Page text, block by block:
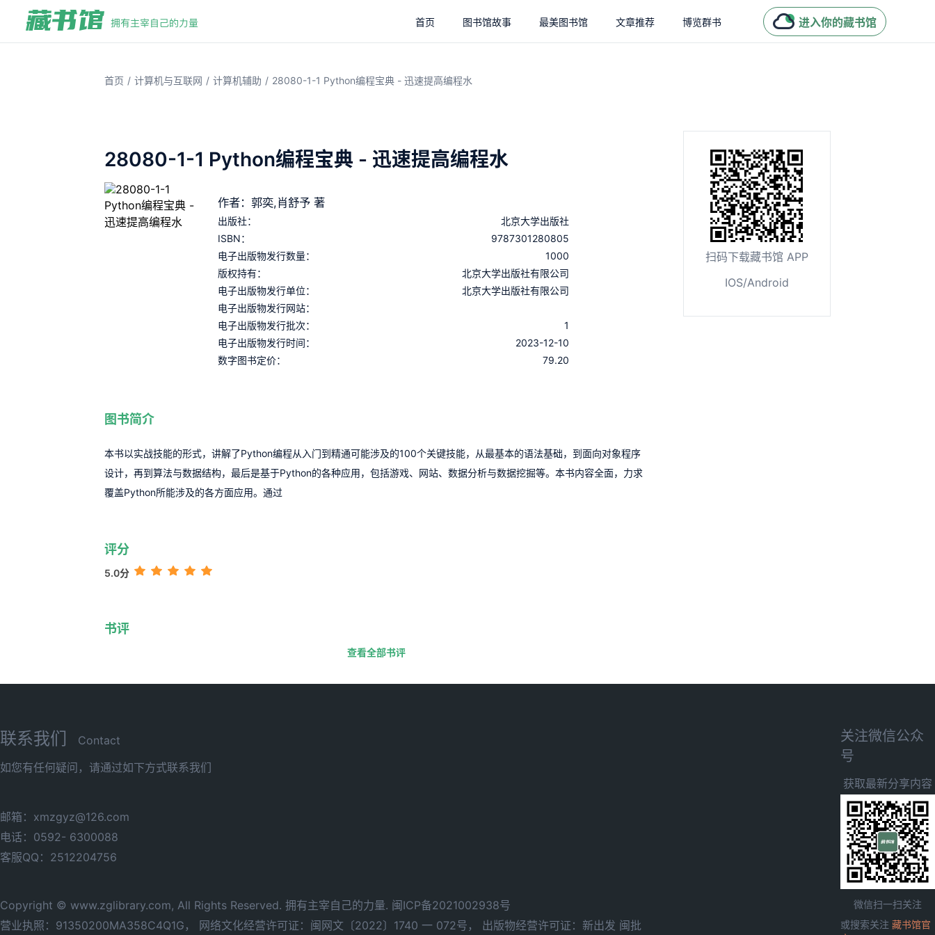
首页 图书馆故事 最美图书馆 文章推荐 博览群书 进入你的藏书馆
首页 / 计算机与互联网 / 计算机辅助 / 28080-1-1 Python编程宝典 - 迅速提高编程水
28080-1-1 Python编程宝典 - 迅速提高编程水
作者：郭奕,肖舒予 著
出版社：
北京大学出版社
ISBN：
9787301280805
电子出版物发行数量：
1000
版权持有：
北京大学出版社有限公司
电子出版物发行单位：
北京大学出版社有限公司
电子出版物发行网站：
电子出版物发行批次：
1
电子出版物发行时间：
2023-12-10
数字图书定价：
79.20
图书简介
本书以实战技能的形式，讲解了Python编程从入门到精通可能涉及的100个关键技能，从最基本的语法基础，到面向对象程序
设计，再到算法与数据结构，最后是基于Python的各种应用，包括游戏、网站、数据分析与数据挖掘等。本书内容全面，力求
覆盖Python所能涉及的各方面应用。通过
评分
5.0分
书评
查看全部书评
扫码下载藏书馆 APP
IOS/Android
联系我们
Contact
如您有任何疑问，请通过如下方式联系我们
邮箱：xmzgyz@126.com
电话：0592- 6300088
客服QQ：2512204756
Copyright © www.zglibrary.com, All Rights Reserved. 拥有主宰自己的力量. 闽ICP备2021002938号
营业执照：91350200MA358C4Q1G，
网络文化经营许可证：闽网文〔2022〕1740 一 072号，
出版物经营许可证：新出发 闽批
关注微信公众
号
获取最新分享内容
微信扫一扫关注
或搜索关注 藏书馆官